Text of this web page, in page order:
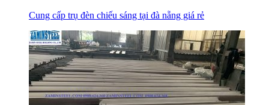
Cung cấp trụ đèn chiếu sáng tại đà nẵng giá rẻ